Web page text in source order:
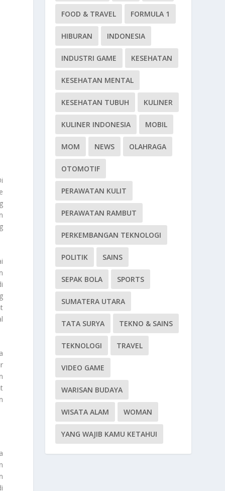
FOOD & TRAVEL FORMULA 1
HIBURAN INDONESIA
INDUSTRI GAME KESEHATAN
KESEHATAN MENTAL
KESEHATAN TUBUH KULINER
KULINER INDONESIA MOBIL
MOM NEWS OLAHRAGA
OTOMOTIF
PERAWATAN KULIT
PERAWATAN RAMBUT
PERKEMBANGAN TEKNOLOGI
POLITIK SAINS
SEPAK BOLA SPORTS
SUMATERA UTARA
TATA SURYA TEKNO & SAINS
TEKNOLOGI TRAVEL
VIDEO GAME
WARISAN BUDAYA
WISATA ALAM WOMAN
YANG WAJIB KAMU KETAHUI